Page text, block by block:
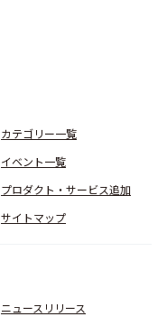
カテゴリー一覧
イベント一覧
プロダクト・サービス追加
サイトマップ
ニュースリリース